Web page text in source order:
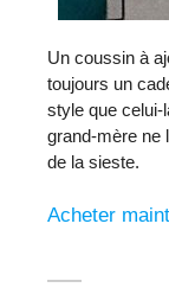
Un coussin à
toujours un
style que celui-
grand-mère ne
de la sieste.
Acheter